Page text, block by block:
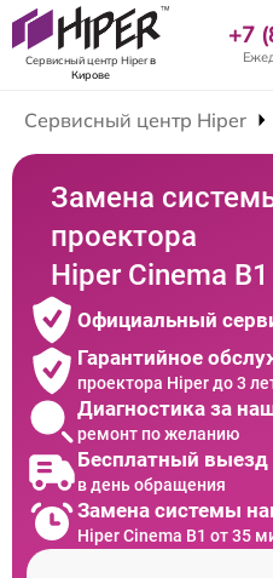
Сервисный центр Hiperв
Кирове
+7
Сервисный центр Hiper
Замена
проектора
Hiper Cinema B1
Официальный
Гарантийное
проектора Hiper до 3
Диагностика за
ремонт по желанию
Бесплатный выезд
в день обращения
Замена системы
Hiper Cinema B1 от 35